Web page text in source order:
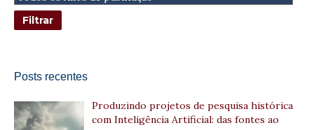
Posts recentes
Produzindo projetos de pesquisa histórica
com Inteligência Artificial: das fontes ao